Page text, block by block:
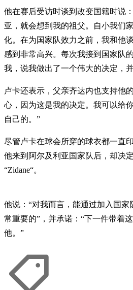
他在赛后受访时谈到改变国籍时说
亚，就会想到我的祖父。自小我们
化。在为国家队效力之前，我和他
感到非常高兴。每次我接到国家队
我，说我做出了一个伟大的决定，
卢卡还表示，父亲齐达内也支持他
心，因为这是我的决定。我可以给
自己的。”
尽管卢卡在球会所穿的球衣都一直
他来到阿尔及利亚国家队后，却决
“Zidane“。
他说：“对我而言，能通过加入国
常重要的”，并承诺：“下一件带着
他。”